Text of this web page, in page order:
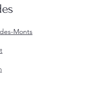
Monts